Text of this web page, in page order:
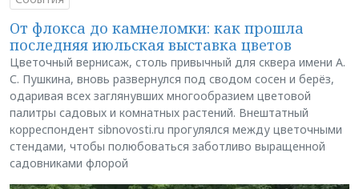
От флокса до камнеломки: как прошла
последняя июльская выставка цветов
Цветочный вернисаж, столь привычный для сквера имени А.
С. Пушкина, вновь развернулся под сводом сосен и берёз,
одаривая всех заглянувших многообразием цветовой
палитры садовых и комнатных растений. Внештатный
корреспондент sibnovosti.ru прогулялся между цветочными
стендами, чтобы полюбоваться заботливо выращенной
садовниками флорой